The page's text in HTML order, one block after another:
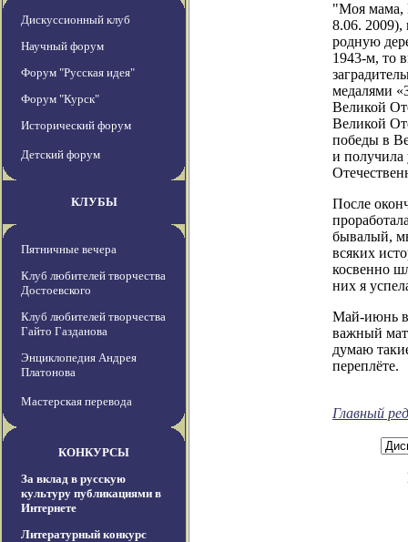
Дискуссионный клуб
Научный форум
Форум "Русская идея"
Форум "Курск"
Исторический форум
Детский форум
КЛУБЫ
Пятничные вечера
Клуб любителей творчества
Достоевского
Клуб любителей творчества
Гайто Газданова
Энциклопедия Андрея
Платонова
Мастерская перевода
КОНКУРСЫ
За вклад в русскую
культуру публикациями в
Интернете
Литературный конкурс
"Моя мама,
8.06. 2009),
родную
1943-м, то
медалями
Великой
Великой
победы в
и получила
После
бывалый,
всяких
косвенно
них я
Май-июнь
важный
думаю
переплёте.
Главный